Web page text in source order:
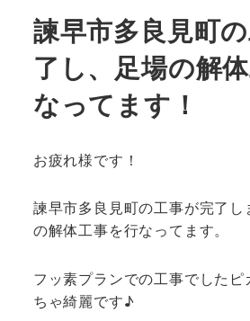
諫早市多良見町
了し、足場の解
なってます！
お疲れ様です！
諫早市多良見町の工事が完了
の解体工事を行なってます。
フッ素プランでの工事でしたピ
ちゃ綺麗です♪